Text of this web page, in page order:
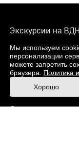
Экскурсии на
О музее
Фонды
Издания
Правила
Ответы на частые
Мы используем
персонализации
можете запретить
браузера. Политика
Хорошо